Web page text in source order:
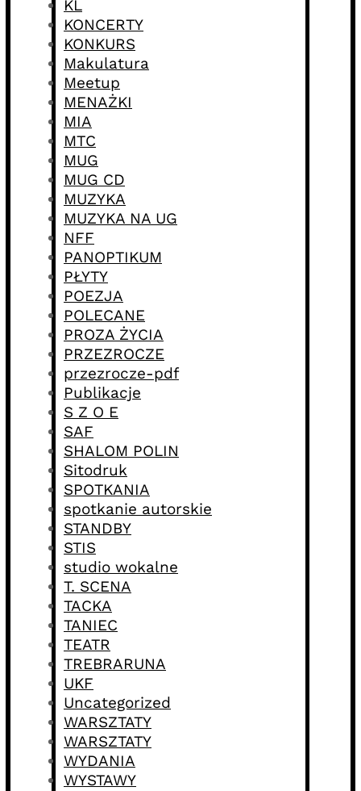
KL
KONCERTY
KONKURS
Makulatura
Meetup
MENAŻKI
MIA
MTC
MUG
MUG CD
MUZYKA
MUZYKA NA UG
NFF
PANOPTIKUM
PŁYTY
POEZJA
POLECANE
PROZA ŻYCIA
PRZEZROCZE
przezrocze-pdf
Publikacje
S Z O E
SAF
SHALOM POLIN
Sitodruk
SPOTKANIA
spotkanie autorskie
STANDBY
STIS
studio wokalne
T. SCENA
TACKA
TANIEC
TEATR
TREBRARUNA
UKF
Uncategorized
WARSZTATY
WARSZTATY
WYDANIA
WYSTAWY